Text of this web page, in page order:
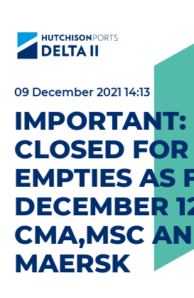
09 December 2021 14:13
IMPORTANT:
CLOSED FOR
EMPTIES AS
DECEMBER
CMA,MSC
MAERSK